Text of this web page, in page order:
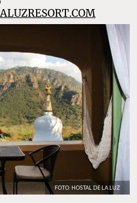
FOTO: HOSTAL DE LA LUZ